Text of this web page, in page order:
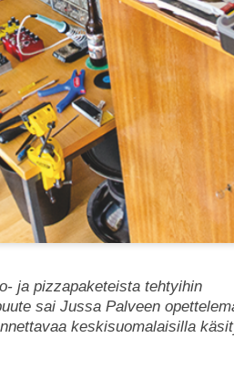
ja pizzapaketeista tehtyihin
sai Jussa Palveen
keskisuomalaisilla